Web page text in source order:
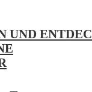
UND